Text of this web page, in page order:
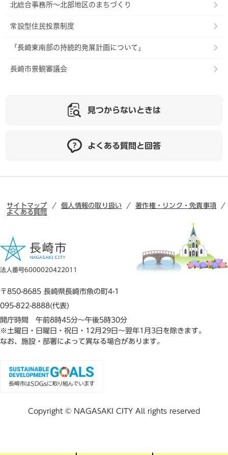
北総合事務所～北部地区のまちづくり
常設型住民投票制度
「長崎東南部の持続的発展計画について」
長崎市景観審議会
見つからないときは
よくある質問と回答
サイトマップ 個人情報の取り扱い
著作権・リンク・免責事項
よくある質問
法人番号6000020422011
〒850-8685 長崎県長崎市魚の町4-1
095-822-8888(代表)
開庁時間 午前8時45分～午後5時30分
※土曜日・日曜日・祝日・12月29日～翌年1月3日を除きます。
なお、施設・部署によって異なる場合があります。
Copyright © NAGASAKI CITY All rights reserved